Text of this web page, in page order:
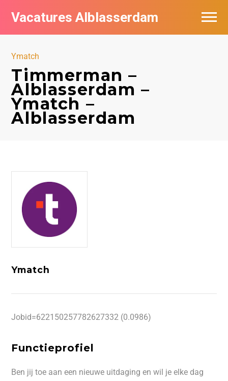
Vacatures Alblasserdam
Ymatch
Timmerman –
Alblasserdam –
Ymatch –
Alblasserdam
Ymatch
Jobid=622150257782627332 (0.0986)
Functieprofiel
Ben jij toe aan een nieuwe uitdaging en wil je elke dag
Vacatures per bedrijf in Alblasserdam